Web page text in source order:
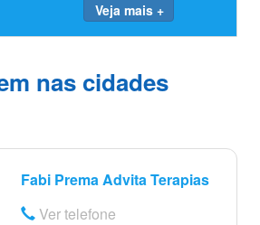
Veja mais +
nas cidades
Fabi Prema Advita Terapias
Ver telefone